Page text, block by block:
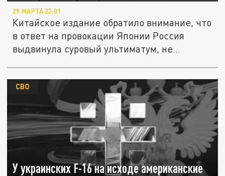
29 МАРТА 22:01
Китайское издание обратило внимание, что
в ответ на провокации Японии Россия
выдвинула суровый ультиматум, не...
У украинских F-16 на исходе американские
СВО